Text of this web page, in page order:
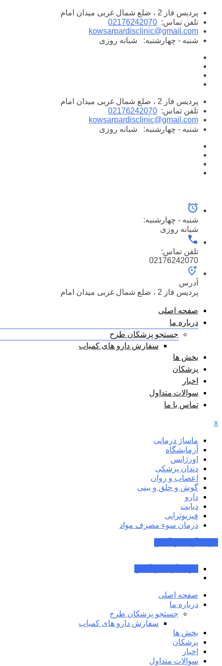
پرش
محتوا
پردیس فاز 2 ، ضلع شمال غربی میدان امام
تلفن تماس: 02176242070
kowsarpardisclinic@gmail.com
شنبه - چهارشنبه:
شبانه روزی
پردیس فاز 2 ، ضلع شمال غربی میدان امام
تلفن تماس: 02176242070
kowsarpardisclinic@gmail.com
شنبه - چهارشنبه:
شبانه روزی
شنبه - چهارشنبه:
شبانه روزی
تلفن تماس:
02176242070
آدرس
پردیس فاز 2 ، ضلع شمال غربی میدان امام
صفحه اصلی
درباره ما
جستجو پزشکان طرح
سفارش دارو های کمیاب
بخش ها
پزشکان
اخبار
سوالات متداول
تماس با ما
x
ماساژ درمانی
آزمایشگاه
اورژانس
دندان پزشکی
اعصاب و روان
گوش و حلق و بینی
دارو
دیابت
فیزیوتراپی
درمان سوء مصرف مواد
صفحه اصلی
درباره ما
جستجو پزشکان طرح
سفارش دارو های کمیاب
بخش ها
پزشکان
اخبار
سوالات متداول